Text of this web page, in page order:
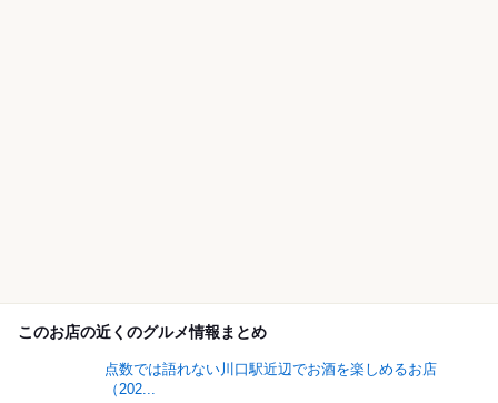
このお店の近くのグルメ情報まとめ
点数では語れない川口駅近辺でお酒を楽しめるお店
（202...